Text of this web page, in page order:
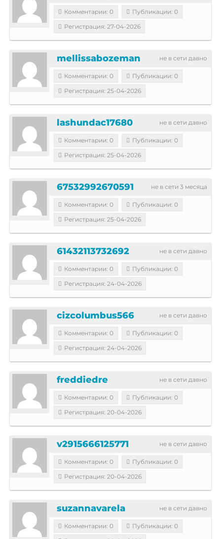
Комментарии: 0
Публикации: 0
Регистрация: 27-04-2026
не в сети давно
mellissabozeman
Комментарии: 0
Публикации: 0
Регистрация: 25-04-2026
не в сети давно
lashundac17680
Комментарии: 0
Публикации: 0
Регистрация: 25-04-2026
не в сети 3 месяца
67532992670591
Комментарии: 0
Публикации: 0
Регистрация: 25-04-2026
не в сети давно
61432113732692
Комментарии: 0
Публикации: 0
Регистрация: 24-04-2026
не в сети давно
cizcolumbus566
Комментарии: 0
Публикации: 0
Регистрация: 24-04-2026
не в сети давно
freddiedre
Комментарии: 0
Публикации: 0
Регистрация: 20-04-2026
не в сети давно
v2915666125771
Комментарии: 0
Публикации: 0
Регистрация: 20-04-2026
не в сети давно
suzannavarela
Комментарии: 0
Публикации: 0